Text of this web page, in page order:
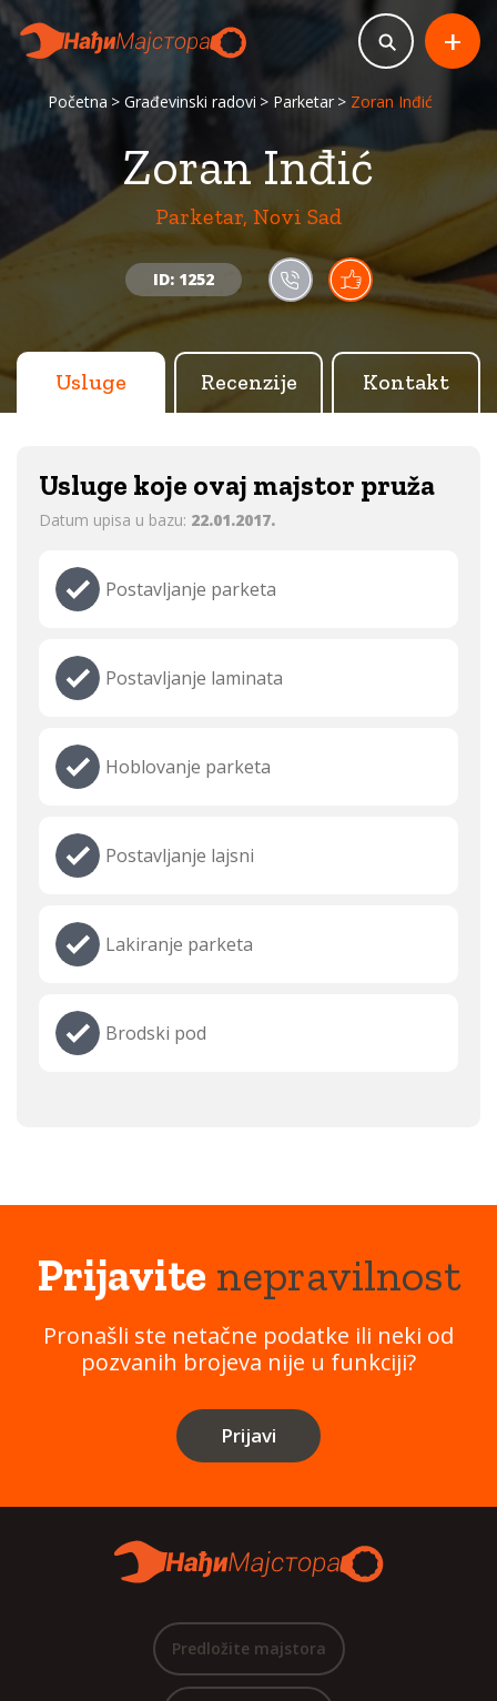
Početna Građevinski radovi Parketar Zoran Inđić
Zoran Inđić
Parketar, Novi Sad
ID: 1252
+
Usluge Recenzije Kontakt
Usluge koje ovaj majstor pruža
Datum upisa u bazu: 22.01.2017.
Postavljanje parketa
Postavljanje laminata
Hoblovanje parketa
Postavljanje lajsni
Lakiranje parketa
Brodski pod
Prijavitenepravilnost
Pronašli ste netačne podatke ili neki od
pozvanih brojeva nije u funkciji?
Prijavi
Predložite majstora